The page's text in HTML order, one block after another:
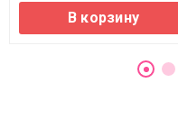
В корзину